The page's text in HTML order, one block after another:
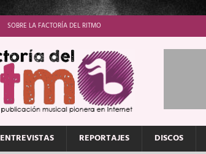
SOBRE LA FACTORÍA DEL RITMO
ENTREVISTAS REPORTAJES DISCOS